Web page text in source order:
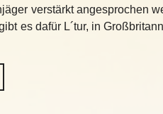
verstärkt angesprochen
es dafür L´tur, in